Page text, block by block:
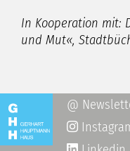
In Kooperation mit:
und Mut«,
@
